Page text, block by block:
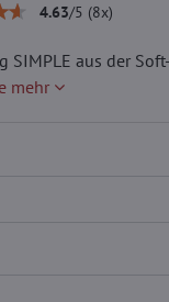
4.63/5 (8x)
SIMPLE aus der
mehr